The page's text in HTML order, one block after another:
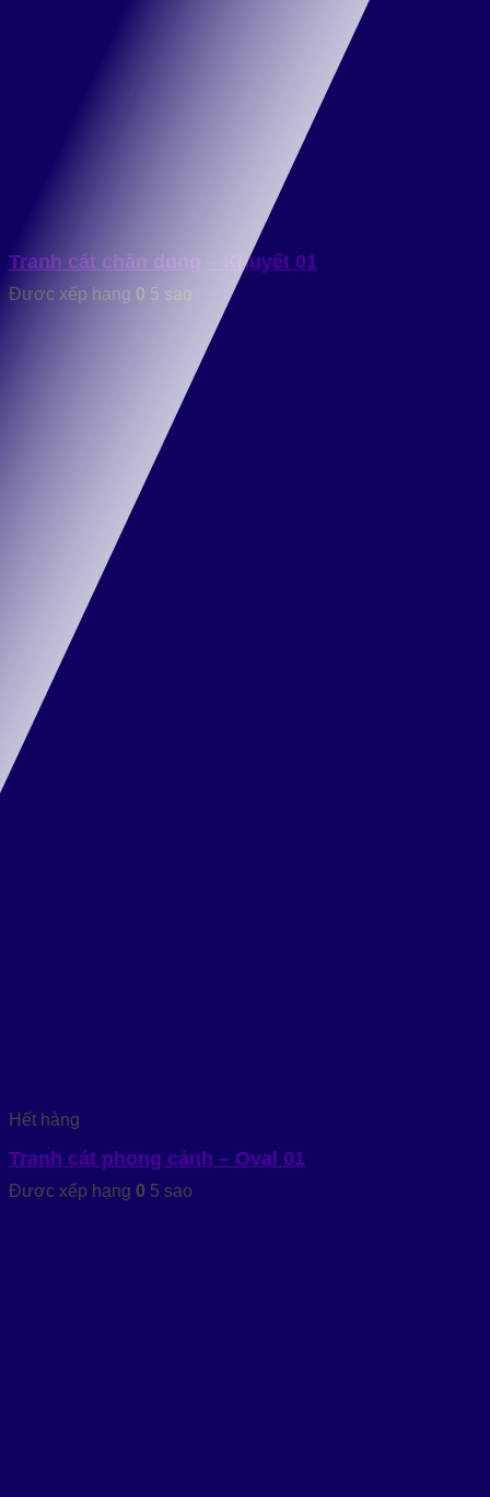
Tranh cát chân dung – Khuyết 01
Được xếp hạng 0 5 sao
Hết hàng
Tranh cát phong cảnh – Oval 01
Được xếp hạng 0 5 sao